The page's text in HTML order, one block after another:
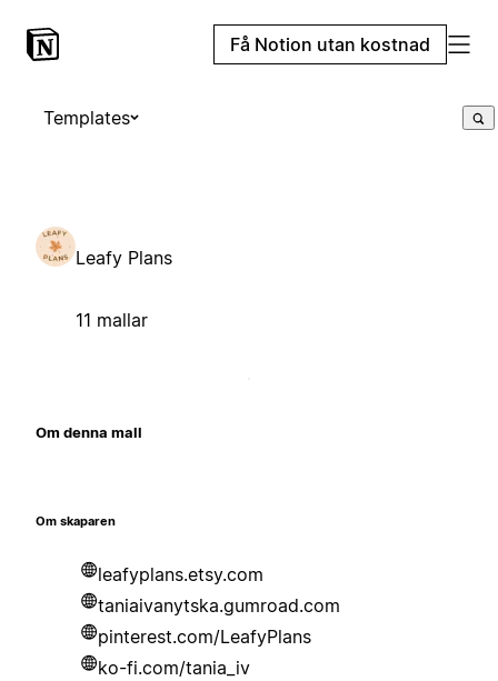
Få Notion utan kostnad
Templates
Leafy Plans
11 mallar
Om denna mall
Om skaparen
leafyplans.etsy.com
taniaivanytska.gumroad.com
pinterest.com/LeafyPlans
ko-fi.com/tania_iv